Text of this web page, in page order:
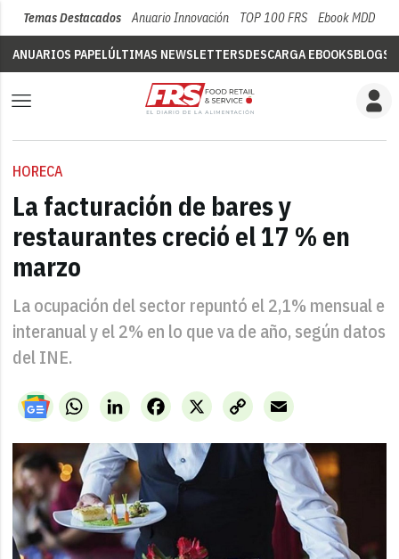
Temas Destacados Anuario Innovación TOP 100 FRS Ebook MDD
ANUARIOS PAPELÚLTIMAS NEWSLETTERSDESCARGA EBOOKSBLOGS
HORECA
La facturación de bares y
restaurantes creció el 17 % en
marzo
La ocupación del sector repuntó el 2,1% mensual e
interanual y el 2% en lo que va de año, según datos
del INE.
WhatsAppLinkedIn X
Facebook
Copy
Link
Email